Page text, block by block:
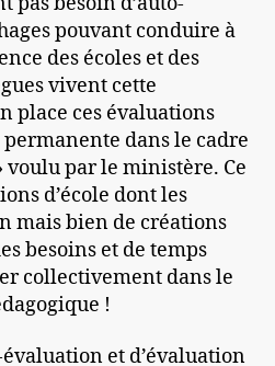
pouvant conduire à
des écoles et des
vivent cette
place ces évaluations
dans le cadre
voulu par le ministère. Ce
d’école dont les
mais bien de créations
besoins et de temps
collectivement dans le
!
évaluation et d’évaluation